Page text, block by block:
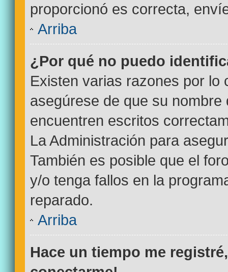
proporcionó es correcta,
Arriba
¿Por qué no puedo
Existen varias razones por lo
asegúrese de que su
encuentren escritos
La Administración para
También es posible que el
y/o tenga fallos en la
reparado.
Arriba
Hace un tiempo me